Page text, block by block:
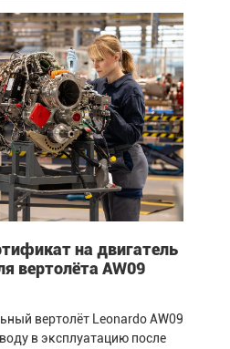
на двигатель
вертолёта AW09
вертолёт Leonardo AW09
в эксплуатацию после